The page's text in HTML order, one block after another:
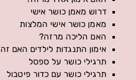
דרוש מאמן כושר אישי
מאמן כושר אישי המלצות
האם הליכה מרזה?
אימון התנגדות לילדים האם
תרגילי כושר על ספסל
תרגילי כושר עם כדור פיטבול